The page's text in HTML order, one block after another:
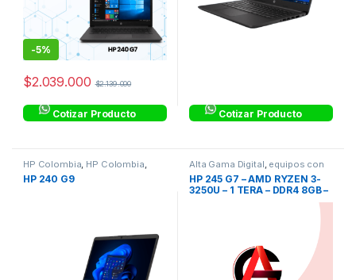
-5%
$2.039.000 $2.139.000
Cotizar Producto Cotizar Producto
HP Colombia, HP Colombia,
Laptops & Computers
HP 240 G9
Alta Gama Digital, equipos con
Windows 10 Pro ,HP Colombia
HP Colombia,Linea Hogar,
Procesadores AMD
HP 245 G7 – AMD RYZEN 3-
3250U – 1 TERA – DDR4 8GB –